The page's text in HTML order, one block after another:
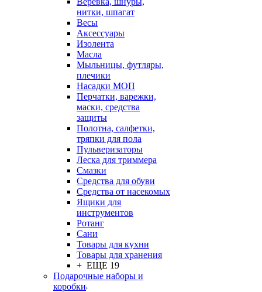
нитки, шпагат
Весы
Аксессуары
Изолента
Масла
Мыльницы, футляры,
плечики
Насадки МОП
Перчатки, варежки,
маски, средства
защиты
Полотна, салфетки,
тряпки для пола
Пульверизаторы
Леска для триммера
Смазки
Средства для обуви
Средства от насекомых
Ящики для
инструментов
Ротанг
Сани
Товары для кухни
Товары для хранения
+ ЕЩЕ 19
Подарочные наборы и
коробки